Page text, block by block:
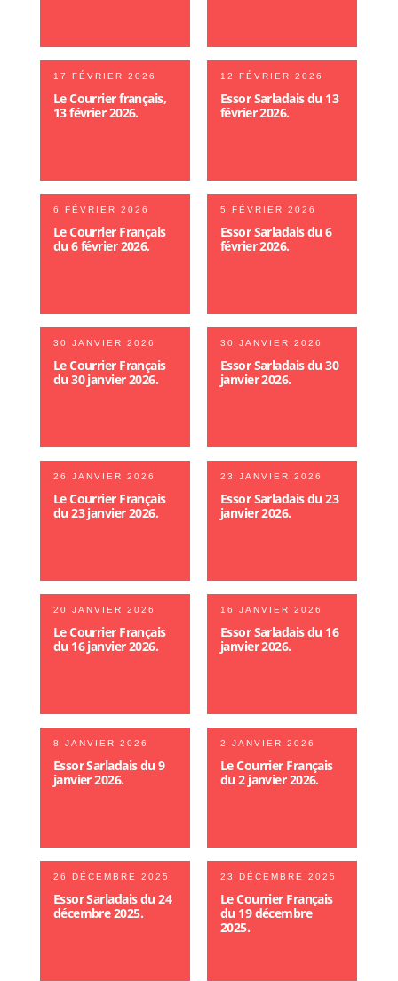
17 FÉVRIER 2026
Le Courrier français,
13 février 2026.
12 FÉVRIER 2026
Essor Sarladais du 13
février 2026.
6 FÉVRIER 2026
Le Courrier Français
du 6 février 2026.
5 FÉVRIER 2026
Essor Sarladais du 6
février 2026.
30 JANVIER 2026
Le Courrier Français
du 30 janvier 2026.
30 JANVIER 2026
Essor Sarladais du 30
janvier 2026.
26 JANVIER 2026
Le Courrier Français
du 23 janvier 2026.
23 JANVIER 2026
Essor Sarladais du 23
janvier 2026.
20 JANVIER 2026
Le Courrier Français
du 16 janvier 2026.
16 JANVIER 2026
Essor Sarladais du 16
janvier 2026.
8 JANVIER 2026
Essor Sarladais du 9
janvier 2026.
2 JANVIER 2026
Le Courrier Français
du 2 janvier 2026.
26 DÉCEMBRE 2025
Essor Sarladais du 24
décembre 2025.
23 DÉCEMBRE 2025
Le Courrier Français
du 19 décembre
2025.